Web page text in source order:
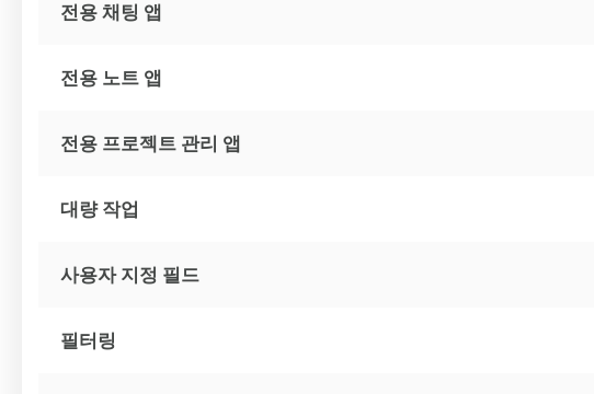
전용 채팅 앱
전용 노트 앱
전용 프로젝트 관리 앱
대량 작업
사용자 지정 필드
필터링